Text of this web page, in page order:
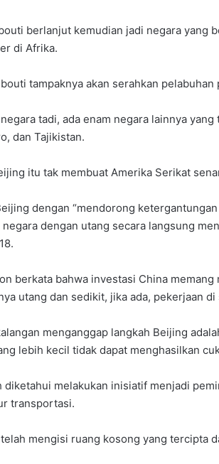
berlanjut kemudian jadi negara yang
di Afrika.
tampaknya akan serahkan
tadi, ada enam negara lainnya
dan Tajikistan.
itu tak membuat Amerika Serikat
dengan “mendorong
negara dengan utang secara langsung
berkata bahwa investasi China
utang dan sedikit, jika ada, pekerjaan
menganggap langkah Beijing
lebih kecil tidak dapat menghasilkan
diketahui melakukan inisiatif menjadi
transportasi.
mengisi ruang kosong yang tercipta